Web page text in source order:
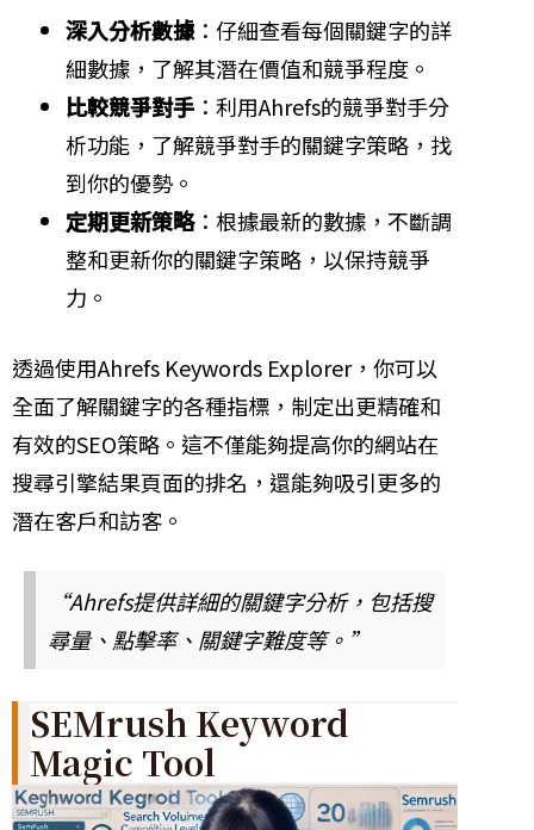
深入分析數據 ：仔細查看每個關鍵字的詳
細數據，了解其潛在價值和競爭程度。
比較競爭對手 ：利用Ahrefs的競爭對手分
析功能，了解競爭對手的關鍵字策略，找
到你的優勢。
定期更新策略：根據最新的數據，不斷調
整和更新你的關鍵字策略，以保持競爭
力。
透過使用Ahrefs Keywords Explorer，你可以
全面了解關鍵字的各種指標，制定出更精確和
有效的SEO策略。這不僅能夠提高你的網站在
搜尋引擎結果頁面的排名，還能夠吸引更多的
潛在客戶和訪客。
“Ahrefs提供詳細的關鍵字分析，包括搜
尋量、點擊率、關鍵字難度等。”
SEMrush Keyword
Magic Tool